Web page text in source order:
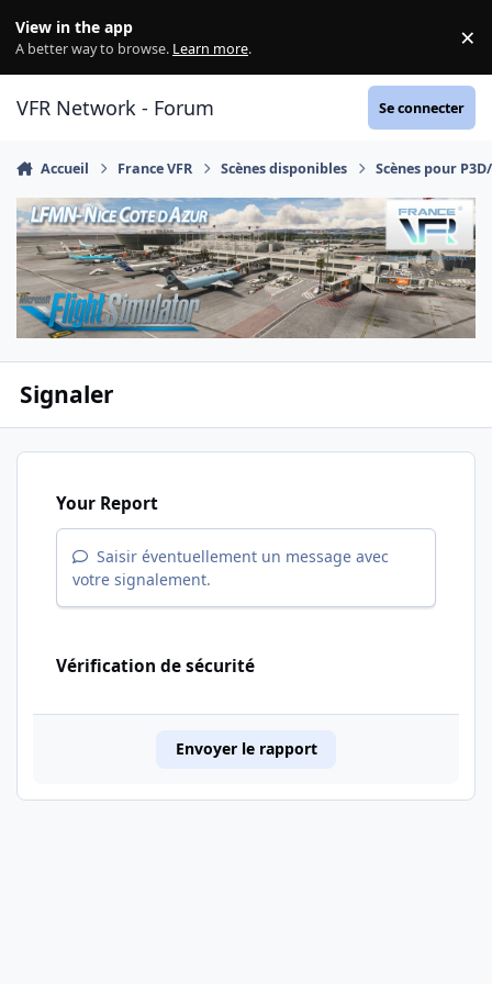
View in the app
A better way to browse. Learn more. ×
VFR Network - Forum Se connecter
Accueil France VFR Scènes disponibles Scènes pour
Signaler
Your Report
Saisir éventuellement un message avec
votre signalement.
Vérification de sécurité
Envoyer le rapport